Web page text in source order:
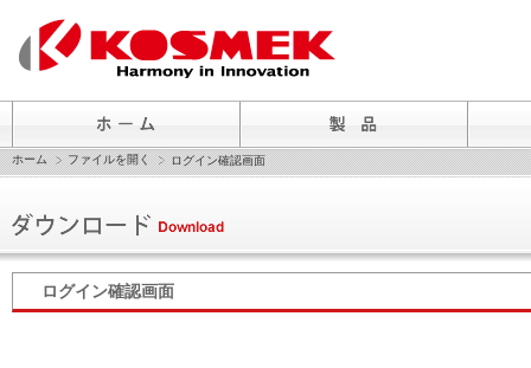
ホーム ファイルを開く ログイン確認画面
ログイン確認画面